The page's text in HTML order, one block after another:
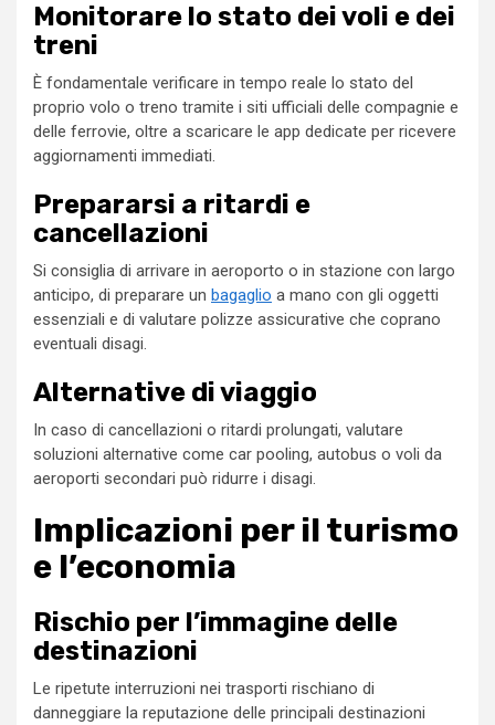
Monitorare lo stato dei voli e dei
treni
È fondamentale verificare in tempo reale lo stato del
proprio volo o treno tramite i siti ufficiali delle compagnie e
delle ferrovie, oltre a scaricare le app dedicate per ricevere
aggiornamenti immediati.
Prepararsi a ritardi e
cancellazioni
Si consiglia di arrivare in aeroporto o in stazione con largo
anticipo, di preparare un bagaglio a mano con gli oggetti
essenziali e di valutare polizze assicurative che coprano
eventuali disagi.
Alternative di viaggio
In caso di cancellazioni o ritardi prolungati, valutare
soluzioni alternative come car pooling, autobus o voli da
aeroporti secondari può ridurre i disagi.
Implicazioni per il turismo
e l’economia
Rischio per l’immagine delle
destinazioni
Le ripetute interruzioni nei trasporti rischiano di
danneggiare la reputazione delle principali destinazioni